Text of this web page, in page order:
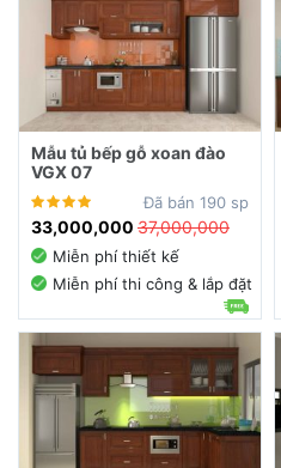
Mẫu tủ bếp gỗ xoan đào
VGX 07
Đã bán 190 sp
33,000,000 37,000,000
Miễn phí thiết kế
Miễn phí thi công & lắp đặt